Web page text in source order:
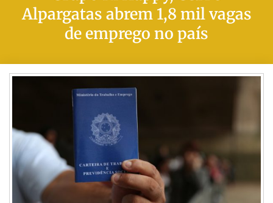
Alpargatas abrem 1,8 mil vagas
de emprego no país